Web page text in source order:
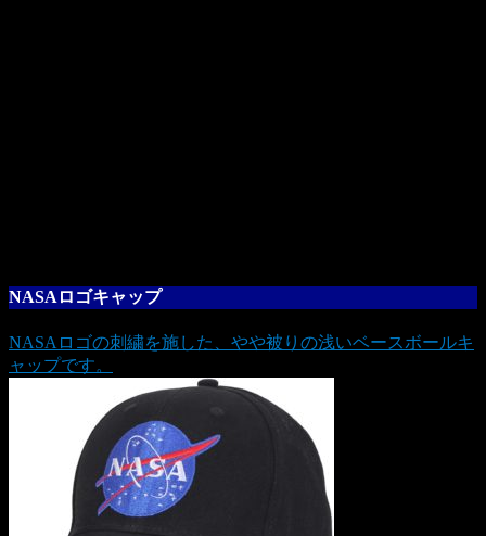
NASAロゴキャップ
NASAロゴの刺繍を施した、やや被りの浅いベースボールキ
ャップです。